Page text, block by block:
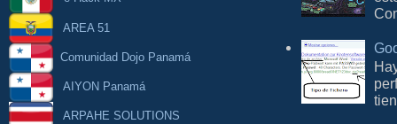
AREA 51
Comunidad Dojo Panamá
AIYON Panamá
ARPAHE SOLUTIONS